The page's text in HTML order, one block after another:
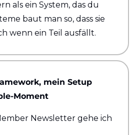
als ein System, das du
baut man so, dass sie
wenn ein Teil ausfällt.
mein Setup
Moment
Newsletter gehe ich